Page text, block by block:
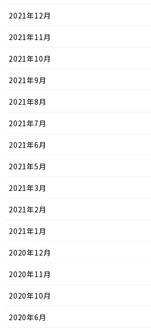
2021年12月
2021年11月
2021年10月
2021年9月
2021年8月
2021年7月
2021年6月
2021年5月
2021年3月
2021年2月
2021年1月
2020年12月
2020年11月
2020年10月
2020年6月